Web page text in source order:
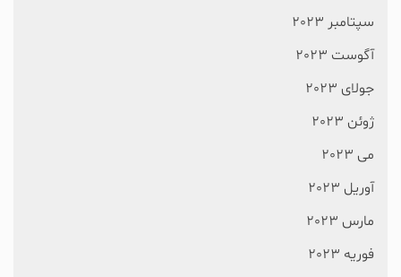
سپتامبر 2023
آگوست 2023
جولای 2023
ژوئن 2023
می 2023
آوریل 2023
مارس 2023
فوریه 2023